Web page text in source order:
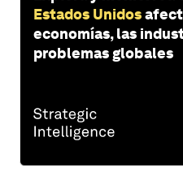
Estados Unidos
economías, las
problemas globales